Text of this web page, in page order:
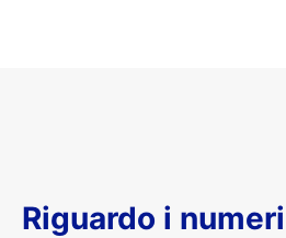
Riguardo i